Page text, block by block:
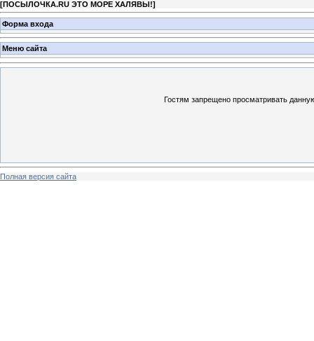
[ПОСЫЛОЧКА.RU ЭТО МОРЕ ХАЛЯВЫ!]
Форма входа
Меню сайта
Гостям запрещено просматривать
Полная версия сайта